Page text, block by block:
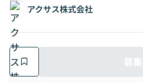
アクサス株式会社
募